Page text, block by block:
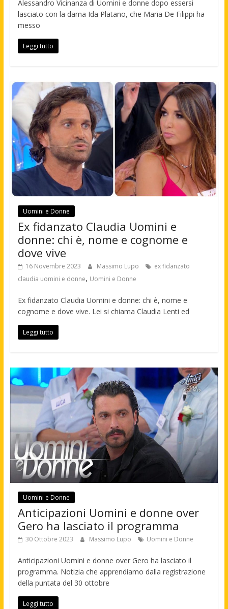
Alessandro Vicinanza di Uomini e donne dopo essersi
lasciato con la dama Ida Platano, che Maria De Filippi ha
messo
Leggi tutto
Uomini e Donne
Ex fidanzato Claudia Uomini e
donne: chi è, nome e cognome e
dove vive
16 Novembre 2023 Massimo Lupo
ex fidanzato
claudia uomini e donne, Uomini e Donne
Ex fidanzato Claudia Uomini e donne: chi è, nome e
cognome e dove vive. Lei si chiama Claudia Lenti ed
Leggi tutto
Uomini e Donne
Anticipazioni Uomini e donne over
Gero ha lasciato il programma
30 Ottobre 2023 Massimo Lupo Uomini e Donne
Anticipazioni Uomini e donne over Gero ha lasciato il
programma. Notizia che apprendiamo dalla registrazione
della puntata del 30 ottobre
Leggi tutto